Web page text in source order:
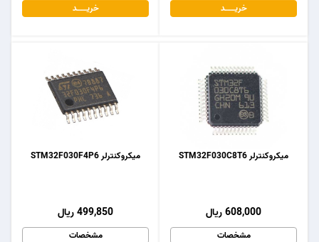
خریـــــــد
خریـــــــد
میکروکنترلر STM32F030F4P6
499,850 ریال
مشخصات
میکروکنترلر STM32F030C8T6
608,000 ریال
مشخصات